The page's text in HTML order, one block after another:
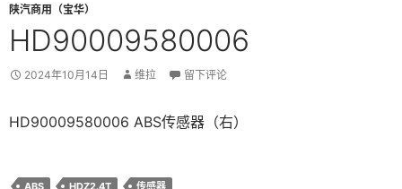
陕汽商用（宝华）
HD90009580006
2024年10月14日 维拉 留下评论
HD90009580006 ABS传感器（右）
ABS HDZ2.4T 传感器